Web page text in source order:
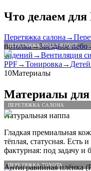
ПЕРЕТЯЖКА ROLLS-ROYCE
ПЕРЕТЯЖКА САЛОНА
ПЕРЕТЯЖКА TOYOTA
Что делаем для
Перетяжка салона→
потолка→Звёздное небо
сидений →Вентиляция
PPF→Тонировка→
10Материалы
Материалы для
Натуральная наппа
Гладкая премиальная
тёплая, статусная. Есть
фактурная: под задачу и
Антигравийная плёнка